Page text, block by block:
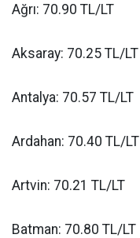
Ağrı: 70.90 TL/LT
Aksaray: 70.25 TL/LT
Antalya: 70.57 TL/LT
Ardahan: 70.40 TL/LT
Artvin: 70.21 TL/LT
Batman: 70.80 TL/LT